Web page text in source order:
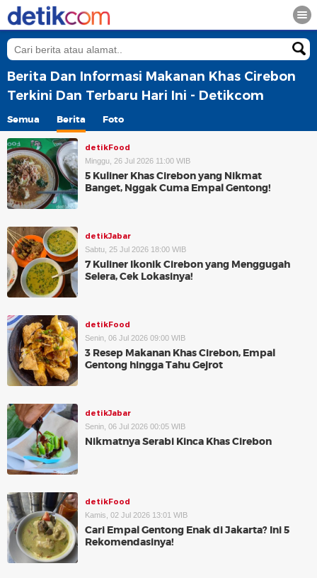
Berita Dan Informasi Makanan Khas Cirebon
Terkini Dan Terbaru Hari Ini - Detikcom
Semua Berita Foto
detikFood
Minggu, 26 Jul 2026 11:00 WIB
5 Kuliner Khas Cirebon yang Nikmat
Banget, Nggak Cuma Empal Gentong!
detikJabar
Sabtu, 25 Jul 2026 18:00 WIB
7 Kuliner Ikonik Cirebon yang Menggugah
Selera, Cek Lokasinya!
detikFood
Senin, 06 Jul 2026 09:00 WIB
3 Resep Makanan Khas Cirebon, Empal
Gentong hingga Tahu Gejrot
detikJabar
Senin, 06 Jul 2026 00:05 WIB
Nikmatnya Serabi Kinca Khas Cirebon
detikFood
Kamis, 02 Jul 2026 13:01 WIB
Cari Empal Gentong Enak di Jakarta? Ini 5
Rekomendasinya!